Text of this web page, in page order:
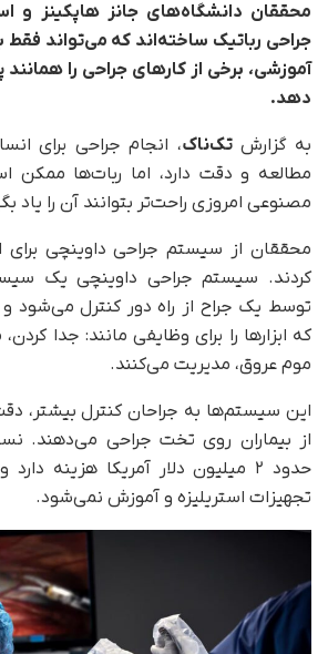
محققان دانشگاه‌های جانز هاپکینز و
جراحی رباتیک ساخته‌اند که می‌تواند فقط
آموزشی، برخی از کارهای جراحی را همانند
دهد.
به گزارشتک‌ناک، انجام جراحی برای
مطالعه و دقت دارد، اما ربات‌ها
مصنوعی امروزی راحت‌تر بتوانند آن را یاد
محققان از سیستم جراحی داوینچی برای
کردند. سیستم جراحی داوینچی یک
توسط یک جراح از راه دور کنترل می‌شود و
که ابزارها را برای وظایفی مانند: جدا
موم عروق، مدیریت می‌کنند.
این سیستم‌ها به جراحان کنترل بیشتر،
از بیماران روی تخت جراحی می‌دهند.
حدود ۲ میلیون دلار آمریکا هزینه
تجهیزات استریلیزه و آموزش نمی‌شود.